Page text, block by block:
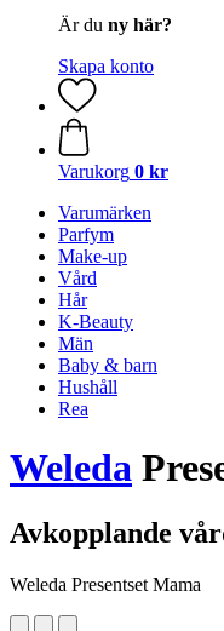
Är du ny här?
Skapa konto
Varukorg 0 kr
Varumärken
Parfym
Make-up
Vård
Hår
K-Beauty
Män
Baby & barn
Hushåll
Rea
Weleda
Avkopplande
Weleda Presentset Mama